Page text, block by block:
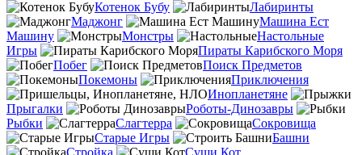
Котенок Бубу
Лабиринты
Маджонг
Машина Ест
Машину
Монстры
Настольные
Игры
Пираты Карибского Моря
Побег
Поиск Предметов
Покемоны
Приключения
Инопланетяне
Прыгалки
Роботы-Динозавры
Рыбки
Слагтерра
Сокровища
Старые Игры
Башни
Стройка
Суши Кот